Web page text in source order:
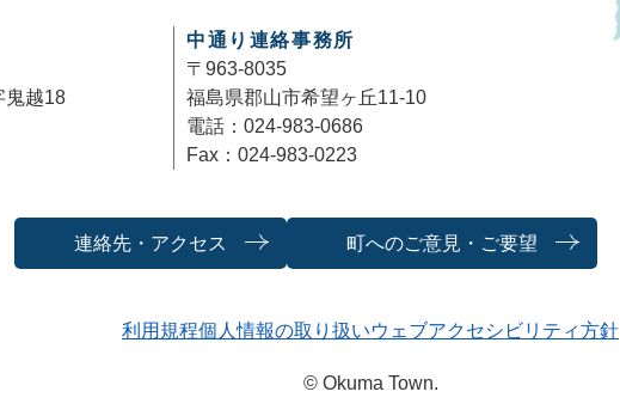
鬼越18
中通り連絡事務所
〒963-8035
福島県郡山市希望ヶ丘11-10
電話：024-983-0686
Fax：024-983-0223
連絡先・アクセス 町へのご意見・ご要望
利用規程個人情報の取り扱いウェブアクセシビリティ方針
© Okuma Town.